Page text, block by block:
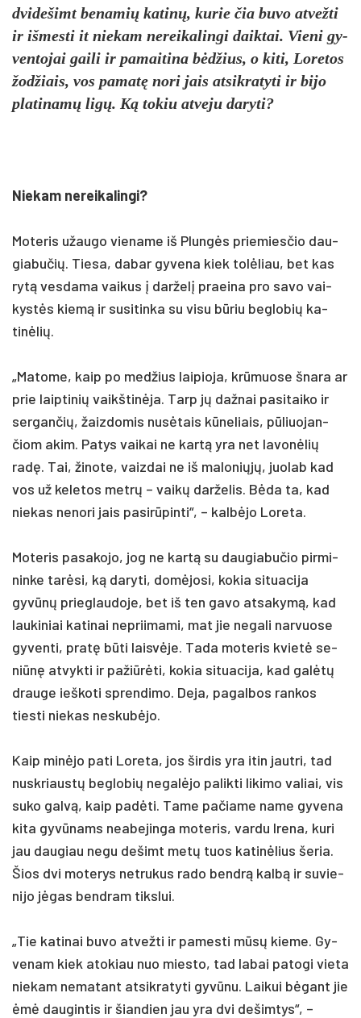
dvi­de­šimt be­na­mių ka­tinų, ku­rie čia bu­vo at­vež­ti
ir iš­mes­ti it nie­kam ne­rei­ka­lin­gi daik­tai. Vie­ni gy­
ven­to­jai gai­li ir pa­mai­ti­na bėdžius, o ki­ti, Lo­re­tos
žod­žiais, vos pa­matę no­ri jais at­si­kra­ty­ti ir bi­jo
pla­ti­namų ligų. Ką to­kiu at­ve­ju da­ry­ti?
Nie­kam ne­rei­ka­lin­gi?
Mo­te­ris užau­go vie­na­me iš Plungės prie­mies­čio dau­
gia­bu­čių. Tie­sa, da­bar gy­ve­na kiek tolė­liau, bet kas
rytą ves­da­ma vai­kus į dar­želį praei­na pro sa­vo vai­
kystės kiemą ir su­si­tin­ka su vi­su būriu be­glo­bių ka­
tinė­lių.
„Ma­to­me, kaip po med­žius lai­pio­ja, krūmuo­se šna­ra ar
prie laip­ti­nių vaikš­tinė­ja. Tarp jų daž­nai pa­si­tai­ko ir
ser­gan­čių, žaiz­do­mis nu­sėtais kūne­liais, pūliuo­jan­
čiom akim. Pa­tys vai­kai ne kartą yra net la­vonė­lių
radę. Tai, ži­no­te, vaiz­dai ne iš ma­lo­niųjų, juo­lab kad
vos už ke­le­tos metrų – vaikų dar­že­lis. Bėda ta, kad
nie­kas ne­no­ri jais pa­si­rūpin­ti“, – kalbė­jo Lo­re­ta.
Mo­te­ris pa­sa­ko­jo, jog ne kartą su dau­gia­bu­čio pir­mi­
nin­ke tarė­si, ką da­ry­ti, domė­jo­si, ko­kia si­tua­ci­ja
gyvūnų prie­glau­do­je, bet iš ten ga­vo at­sa­kymą, kad
lau­ki­niai ka­ti­nai ne­prii­ma­mi, mat jie ne­ga­li nar­vuo­se
gy­ven­ti, pra­tę būti laisvė­je. Ta­da mo­te­ris kvietė se­
niūnę at­vyk­ti ir pa­žiūrė­ti, ko­kia si­tua­ci­ja, kad galėtų
drau­ge ieš­ko­ti spren­di­mo. De­ja, pa­gal­bos ran­kos
ties­ti nie­kas ne­skubė­jo.
Kaip minė­jo pa­ti Lo­re­ta, jos šir­dis yra itin jaut­ri, tad
nu­skriaustų be­glo­bių ne­galė­jo pa­lik­ti li­ki­mo va­liai, vis
su­ko galvą, kaip pa­dėti. Ta­me pa­čia­me na­me gy­ve­na
ki­ta gyvū­nams nea­be­jin­ga mo­te­ris, var­du Ire­na, ku­ri
jau dau­giau ne­gu de­šimt metų tuos ka­tinė­lius še­ria.
Šios dvi mo­te­rys ne­tru­kus ra­do bendrą kalbą ir su­vie­
ni­jo jėgas bend­ram tiks­lui.
„Tie ka­ti­nai bu­vo at­vež­ti ir pa­mes­ti mūsų kie­me. Gy­
ve­nam kiek ato­kiau nuo mies­to, tad la­bai pa­to­gi vie­ta
nie­kam ne­ma­tant at­si­kra­ty­ti gyvū­nu. Lai­kui bėgant jie
ėmė dau­gin­tis ir šian­dien jau yra dvi de­šim­tys“, –